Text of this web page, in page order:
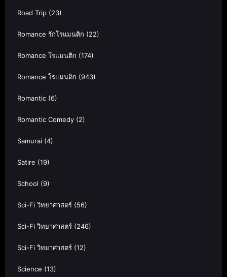
Road Trip (23)
Romance รักโรแมนติก (22)
Romance โรแมนติก (174)
Romance โรแมนติก (943)
Romantic (6)
Romantic Comedy (2)
Samurai (4)
Satire (19)
School (9)
Sci-Fi วิทยาศาสตร์ (56)
Sci-Fi วิทยาศาสตร์ (246)
Sci-Fi วิทยาศาสตร์ (12)
Science (13)